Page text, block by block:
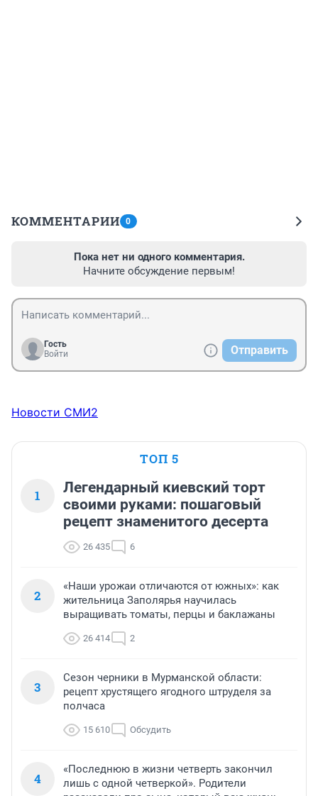
КОММЕНТАРИИ 0
Пока нет ни одного комментария.
Начните обсуждение первым!
Гость
Войти
Отправить
Новости СМИ2
ТОП 5
1
Легендарный киевский торт
своими руками: пошаговый
рецепт знаменитого десерта
26 435 6
2
«Наши урожаи отличаются от южных»: как
жительница Заполярья научилась
выращивать томаты, перцы и баклажаны
26 414 2
3
Сезон черники в Мурманской области:
рецепт хрустящего ягодного штруделя за
полчаса
15 610 Обсудить
4
«Последнюю в жизни четверть закончил
лишь с одной четверкой». Родители